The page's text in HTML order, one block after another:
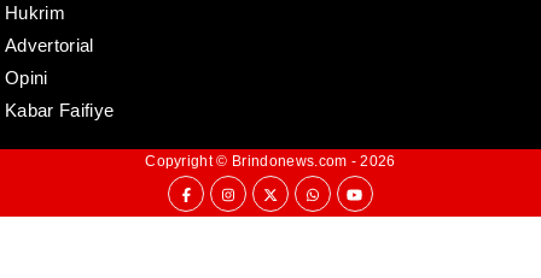
Hukrim
Advertorial
Opini
Kabar Faifiye
Copyright © Brindonews.com - 2026